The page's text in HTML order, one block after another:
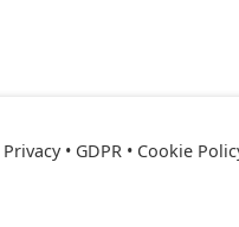
Privacy • GDPR • Cookie